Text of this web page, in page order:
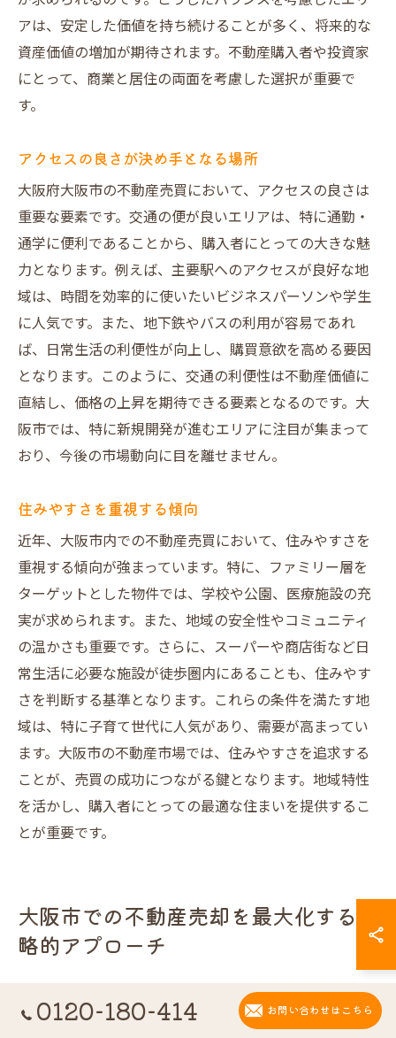
アは、安定した価値を持ち続けることが多く、将来的な
資産価値の増加が期待されます。不動産購入者や投資家
にとって、商業と居住の両面を考慮した選択が重要で
す。
アクセスの良さが決め手となる場所
大阪府大阪市の不動産売買において、アクセスの良さは
重要な要素です。交通の便が良いエリアは、特に通勤・
通学に便利であることから、購入者にとっての大きな魅
力となります。例えば、主要駅へのアクセスが良好な地
域は、時間を効率的に使いたいビジネスパーソンや学生
に人気です。また、地下鉄やバスの利用が容易であれ
ば、日常生活の利便性が向上し、購買意欲を高める要因
となります。このように、交通の利便性は不動産価値に
直結し、価格の上昇を期待できる要素となるのです。大
阪市では、特に新規開発が進むエリアに注目が集まって
おり、今後の市場動向に目を離せません。
住みやすさを重視する傾向
近年、大阪市内での不動産売買において、住みやすさを
重視する傾向が強まっています。特に、ファミリー層を
ターゲットとした物件では、学校や公園、医療施設の充
実が求められます。また、地域の安全性やコミュニティ
の温かさも重要です。さらに、スーパーや商店街など日
常生活に必要な施設が徒歩圏内にあることも、住みやす
さを判断する基準となります。これらの条件を満たす地
域は、特に子育て世代に人気があり、需要が高まってい
ます。大阪市の不動産市場では、住みやすさを追求する
ことが、売買の成功につながる鍵となります。地域特性
を活かし、購入者にとっての最適な住まいを提供するこ
とが重要です。
大阪市での不動産売却を最大化する戦
略的アプローチ
プロモーション活動の最適化
大阪府大阪市の不動産売買市場で成功するためには、プ
0120-180-414 お問い合わせはこちら